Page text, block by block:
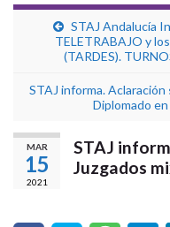
STAJ Andalucía
TELETRABAJO y
(TARDES).
STAJ informa.
Diplomado
MAR
15
2021
STAJ
Juzgados